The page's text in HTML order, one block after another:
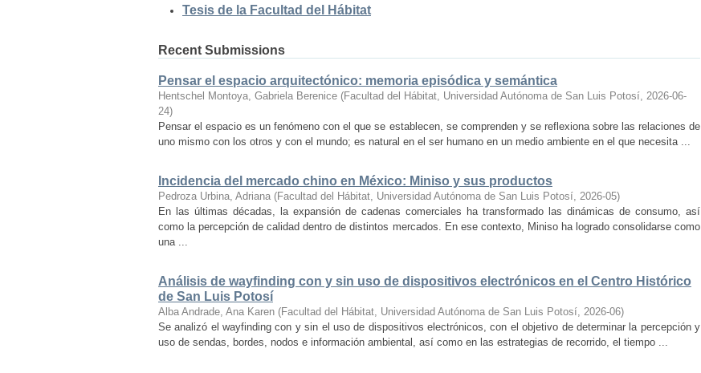
Tesis de la Facultad del Hábitat
Recent Submissions
Pensar el espacio arquitectónico: memoria episódica y semántica
Hentschel Montoya, Gabriela Berenice (Facultad del Hábitat, Universidad Autónoma de San Luis Potosí, 2026-06-
24)
Pensar el espacio es un fenómeno con el que se establecen, se comprenden y se reflexiona sobre las relaciones de
uno mismo con los otros y con el mundo; es natural en el ser humano en un medio ambiente en el que necesita ...
Incidencia del mercado chino en México: Miniso y sus productos
Pedroza Urbina, Adriana (Facultad del Hábitat, Universidad Autónoma de San Luis Potosí, 2026-05)
En las últimas décadas, la expansión de cadenas comerciales ha transformado las dinámicas de consumo, así
como la percepción de calidad dentro de distintos mercados. En ese contexto, Miniso ha logrado consolidarse como
una ...
Análisis de wayfinding con y sin uso de dispositivos electrónicos en el Centro Histórico
de San Luis Potosí
Alba Andrade, Ana Karen (Facultad del Hábitat, Universidad Autónoma de San Luis Potosí, 2026-06)
Se analizó el wayfinding con y sin el uso de dispositivos electrónicos, con el objetivo de determinar la percepción y
uso de sendas, bordes, nodos e información ambiental, así como en las estrategias de recorrido, el tiempo ...